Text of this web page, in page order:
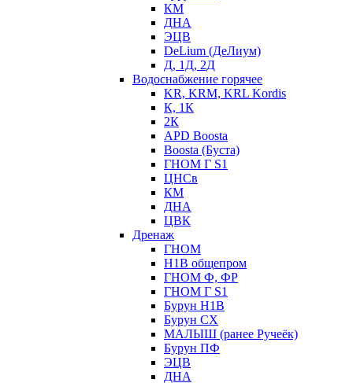
КМ
ДНА
ЭЦВ
DeLium (ДеЛиум)
Д, 1Д, 2Д
Водоснабжение горячее
KR, KRM, KRL Kordis
К, 1К
2К
APD Boosta
Boosta (Буста)
ГНОМ Г S1
ЦНСв
КМ
ДНА
ЦВК
Дренаж
ГНОМ
Н1В общепром
ГНОМ Ф, ФР
ГНОМ Г S1
Бурун Н1В
Бурун СХ
МАЛЫШ (ранее Ручеёк)
Бурун ПФ
ЭЦВ
ДНА